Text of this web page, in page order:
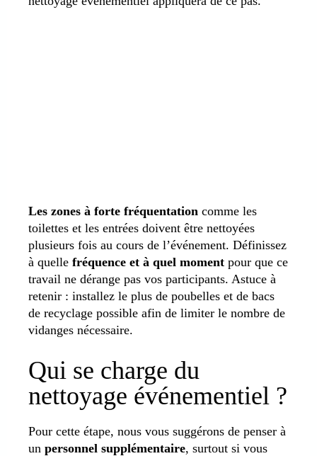
Les zones à forte fréquentation comme les
toilettes et les entrées doivent être nettoyées
plusieurs fois au cours de l’événement. Définissez
à quelle fréquence et à quel moment pour que ce
travail ne dérange pas vos participants. Astuce à
retenir : installez le plus de poubelles et de bacs
de recyclage possible afin de limiter le nombre de
vidanges nécessaire.
Qui se charge du
nettoyage événementiel ?
Pour cette étape, nous vous suggérons de penser à
un personnel supplémentaire, surtout si vous